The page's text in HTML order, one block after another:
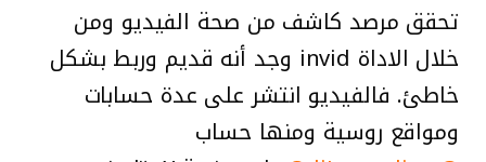
تحقق مرصد كاشف من صحة الفيديو ومن
خلال الاداة invid وجد أنه قديم وربط بشكل
خاطئ. فالفيديو انتشر على عدة حسابات
ومواقع روسية ومنها حساب